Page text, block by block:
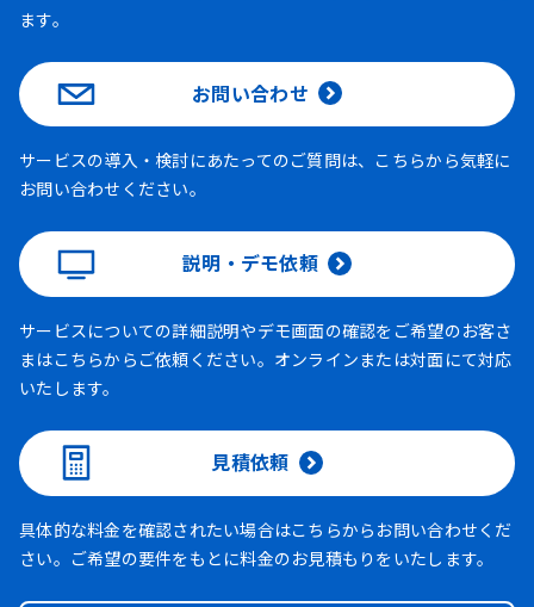
ます。
お問い合わせ
サービスの導入・検討にあたってのご質問は、こちらから気軽に
お問い合わせください。
説明・デモ依頼
サービスについての詳細説明やデモ画面の確認をご希望のお客さ
まはこちらからご依頼ください。オンラインまたは対面にて対応
いたします。
見積依頼
具体的な料金を確認されたい場合はこちらからお問い合わせくだ
さい。ご希望の要件をもとに料金のお見積もりをいたします。